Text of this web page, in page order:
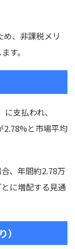
め、非課税メリ
す。
支払われ、
2.78%と市場平均
、年間約2.78万
に増配する見通